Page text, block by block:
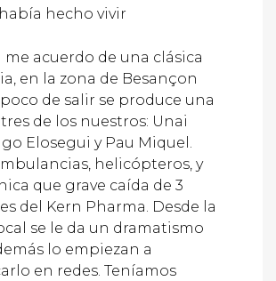
hecho vivir
acuerdo de una clásica
en la zona de Besançon
de salir se produce una
de los nuestros: Unai
Elosegui y Pau Miquel.
helicópteros, y
que grave caída de 3
del Kern Pharma. Desde la
se le da un dramatismo
lo empiezan a
en redes. Teníamos